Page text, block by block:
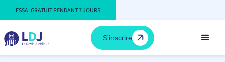
ESSAI GRATUIT PENDANT 7 JOURS
S'inscrire